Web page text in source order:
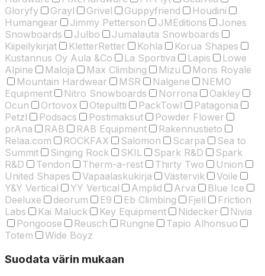
Gloryfy
Grayl Grivel Guppyfriend
Houdini
Humangear
Jimmy Petterson JMEditions
Jones
Snowboards
Julbo
Jumalauta Snowboards
Kiipeilykirjat
KletterRetter Kohla
Korua Shapes
Kustannus Oy Aula &Co
La Sportiva Lapis
Lowe
Alpine
Maloja Max Climbing Mizu
Mons Royale
Mountain Hardwear
MSR Nalgene
NEMO
Equipment
Nitro Snowboards Norrona
Oakley
Ocun
Ortovox Otepultti PackTowl
Patagonia
Petzl
Podsacs Postimaksut
Powder Flower
prAna
RAB RAB Equipment
Rakennustieto
Relaa.com
ROCKFAX Salomon Scarpa
Sea to
Summit
Singing Rock SKIL Spark R&D
Spark
R&D
Tendon Therm-a-rest Thirty Two
Union
United Shapes
Vapaalaskukirja Västervik
Voile
Y&Y Vertical
YY Vertical Amplid Arva
Blue Ice
Deeluxe
deorum E9 Eb Climbing Fjell
Friction
Labs
Kai Maluck Key Equipment Nidecker
Nivia
Pongoose
Reusch Rungne
Tapio Alhonsuo
Totem
Wide Boyz
Suodata värin mukaan